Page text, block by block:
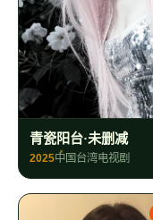
青瓷阳台·未删减
2025中国台湾电视剧